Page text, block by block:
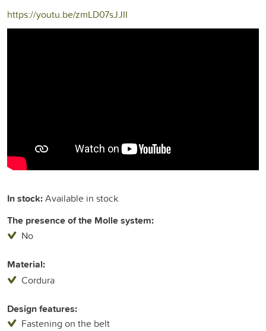
https://youtu.be/zmLD07sJJII
In stock:Available in stock
The presence of the Molle system:
No
Material:
Cordura
Design features:
Fastening on the belt